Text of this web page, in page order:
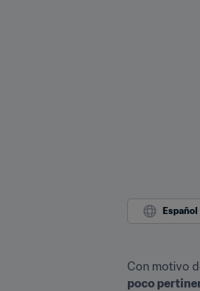
Español
Con motivo
poco